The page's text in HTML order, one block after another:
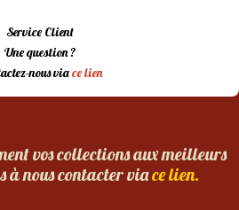
Service Client
Une question ?
nous viace lien
vos collections aux meilleurs
à nous contacter viace lien.